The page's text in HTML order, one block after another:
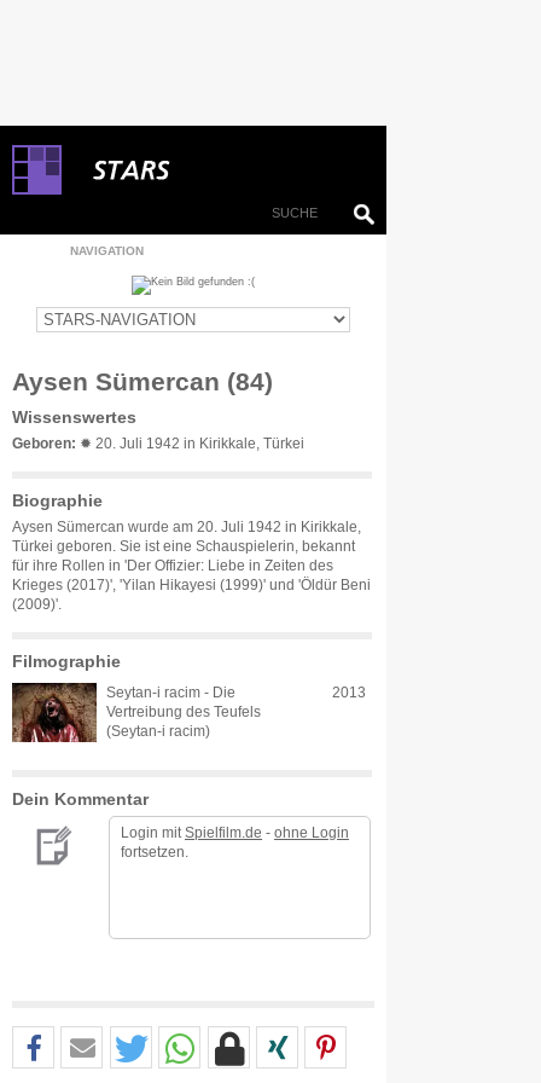
NAVIGATION
Aysen Sümercan (84)
Wissenswertes
Geboren: ✹ 20. Juli 1942 in Kirikkale, Türkei
Biographie
Aysen Sümercan wurde am 20. Juli 1942 in Kirikkale,
Türkei geboren. Sie ist eine Schauspielerin, bekannt
für ihre Rollen in 'Der Offizier: Liebe in Zeiten des
Krieges (2017)', 'Yilan Hikayesi (1999)' und 'Öldür Beni
(2009)'.
Filmographie
Seytan-i racim - Die
Vertreibung des Teufels
(Seytan-i racim)
2013
Dein Kommentar
Login mit Spielfilm.de - ohne Login
fortsetzen.